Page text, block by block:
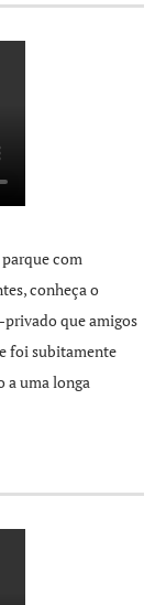
com
conheça o
que amigos
foi subitamente
a uma longa